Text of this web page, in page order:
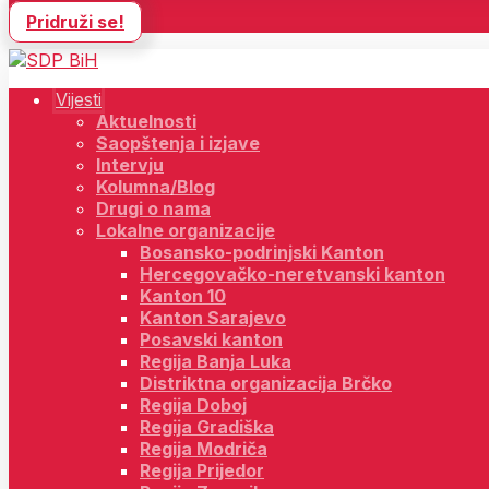
Pridruži se!
Vijesti
Aktuelnosti
Saopštenja i izjave
Intervju
Kolumna/Blog
Drugi o nama
Lokalne organizacije
Bosansko-podrinjski Kanton
Hercegovačko-neretvanski kanton
Kanton 10
Kanton Sarajevo
Posavski kanton
Regija Banja Luka
Distriktna organizacija Brčko
Regija Doboj
Regija Gradiška
Regija Modriča
Regija Prijedor